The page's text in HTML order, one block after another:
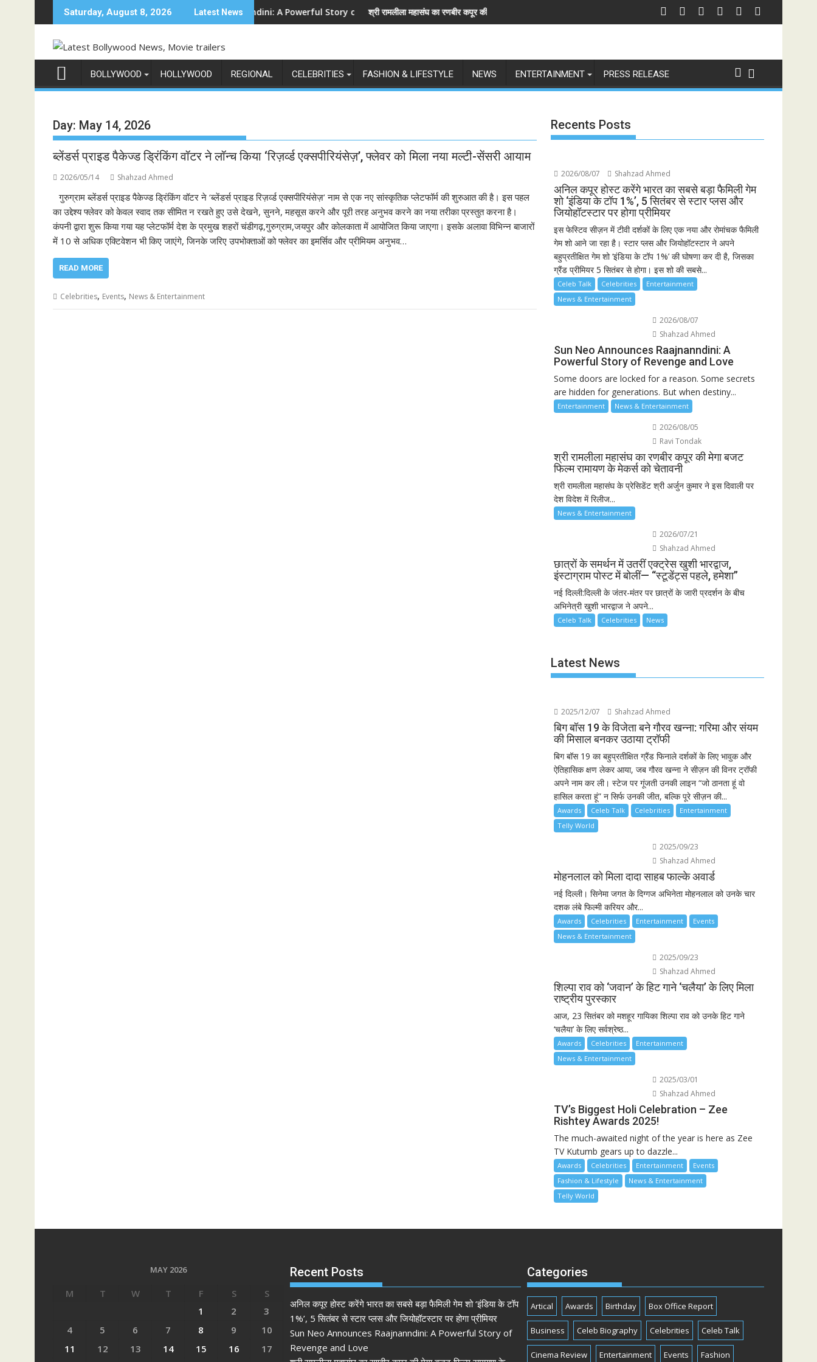
to
Saturday, August 8, 2026 Latest News
शो 'इंडिया के टॉप 1%', 5 सितंबर से स्टार प्लस और जियोहॉटस्टार पर होगा प्रीमियर
Sun Neo Announces Raajnanndini: A Powerful Story of Revenge and Loveश्री रामलीला महासंघ का रणबीर कपूर की मेगा बजट फिल्म रामायण के मेकर्स को चेतावनीछात्रों के समर्थन में उतरीं एक्ट्रेस खुशी भारद्वाज, इंस्टाग्राम पोस्ट में बोलीं—
BOLLYWOOD HOLLYWOOD REGIONAL CELEBRITIES FASHION & LIFESTYLE NEWS ENTERTAINMENT PRESS RELEASE
Day: May 14, 2026
ब्लेंडर्स प्राइड पैकेज्ड ड्रिंकिंग वॉटर ने लॉन्च किया ‘रिज़र्व्ड एक्सपीरियंसेज़’, फ्लेवर को मिला नया मल्टी-सेंसरी आयाम
2026/05/14 Shahzad Ahmed
गुरुग्राम ब्लेंडर्स प्राइड पैकेज्ड ड्रिंकिंग वॉटर ने ‘ब्लेंडर्स प्राइड रिज़र्व्ड एक्सपीरियंसेज़’ नाम से एक नए सांस्कृतिक प्लेटफॉर्म की शुरुआत की है। इस पहल
का उद्देश्य फ्लेवर को केवल स्वाद तक सीमित न रखते हुए उसे देखने, सुनने, महसूस करने और पूरी तरह अनुभव करने का नया तरीका प्रस्तुत करना है।
कंपनी द्वारा शुरू किया गया यह प्लेटफॉर्म देश के प्रमुख शहरों चंडीगढ़,गुरुग्राम,जयपुर और कोलकाता में आयोजित किया जाएगा। इसके अलावा विभिन्न बाजारों
में 10 से अधिक एक्टिवेशन भी किए जाएंगे, जिनके जरिए उपभोक्ताओं को फ्लेवर का इमर्सिव और प्रीमियम अनुभव…
READ MORE
Celebrities, Events, News & Entertainment
Recents Posts
2026/08/07 Shahzad Ahmed
अनिल कपूर होस्ट करेंगे भारत का सबसे बड़ा फैमिली गेम
शो ‘इंडिया के टॉप 1%’, 5 सितंबर से स्टार प्लस और
जियोहॉटस्टार पर होगा प्रीमियर
इस फेस्टिव सीज़न में टीवी दर्शकों के लिए एक नया और रोमांचक फैमिली
गेम शो आने जा रहा है। स्टार प्लस और जियोहॉटस्टार ने अपने
बहुप्रतीक्षित गेम शो ‘इंडिया के टॉप 1%’ की घोषणा कर दी है, जिसका
ग्रैंड प्रीमियर 5 सितंबर से होगा। इस शो की सबसे...
Celeb Talk Celebrities
Entertainment
News & Entertainment
2026/08/07
Shahzad Ahmed
Sun Neo Announces Raajnanndini: A
Powerful Story of Revenge and Love
Some doors are locked for a reason. Some secrets
are hidden for generations. But when destiny...
Entertainment News & Entertainment
2026/08/05
Ravi Tondak
श्री रामलीला महासंघ का रणबीर कपूर की मेगा बजट
फिल्म रामायण के मेकर्स को चेतावनी
श्री रामलीला महासंघ के प्रेसिडेंट श्री अर्जुन कुमार ने इस दिवाली पर
देश विदेश में रिलीज...
News & Entertainment
2026/07/21
Shahzad Ahmed
छात्रों के समर्थन में उतरीं एक्ट्रेस खुशी भारद्वाज,
इंस्टाग्राम पोस्ट में बोलीं— “स्टूडेंट्स पहले, हमेशा”
नई दिल्ली:दिल्ली के जंतर-मंतर पर छात्रों के जारी प्रदर्शन के बीच
अभिनेत्री खुशी भारद्वाज ने अपने...
Celeb Talk Celebrities News
Latest News
2025/12/07 Shahzad Ahmed
बिग बॉस 19 के विजेता बने गौरव खन्ना: गरिमा और संयम
की मिसाल बनकर उठाया ट्रॉफी
बिग बॉस 19 का बहुप्रतीक्षित ग्रैंड फिनाले दर्शकों के लिए भावुक और
ऐतिहासिक क्षण लेकर आया, जब गौरव खन्ना ने सीज़न की विनर ट्रॉफी
अपने नाम कर ली। स्टेज पर गूंजती उनकी लाइन “जो ठानता हूं वो
हासिल करता हूं” न सिर्फ उनकी जीत, बल्कि पूरे सीज़न की...
Awards Celeb Talk Celebrities
Entertainment
Telly World
2025/09/23
Shahzad Ahmed
मोहनलाल को मिला दादा साहब फाल्के अवार्ड
नई दिल्ली। सिनेमा जगत के दिग्गज अभिनेता मोहनलाल को उनके चार
दशक लंबे फिल्मी करियर और...
Awards Celebrities Entertainment
Events
News & Entertainment
2025/09/23
Shahzad Ahmed
शिल्पा राव को ‘जवान’ के हिट गाने ‘चलैया’ के लिए मिला
राष्ट्रीय पुरस्कार
आज, 23 सितंबर को मशहूर गायिका शिल्पा राव को उनके हिट गाने
‘चलैया’ के लिए सर्वश्रेष्ठ...
Awards Celebrities
Entertainment
News & Entertainment
2025/03/01
Shahzad Ahmed
TV’s Biggest Holi Celebration – Zee
Rishtey Awards 2025!
The much-awaited night of the year is here as Zee
TV Kutumb gears up to dazzle...
Awards Celebrities Entertainment
Events
Fashion & Lifestyle
News & Entertainment
Telly World
MAY 2026
M T W T F S
S
1
2
3
4
5 6 7 8 9
10
11
12 13 14 15 16
17
Recent Posts
अनिल कपूर होस्ट करेंगे भारत का सबसे बड़ा फैमिली गेम शो ‘इंडिया के टॉप
1%’, 5 सितंबर से स्टार प्लस और जियोहॉटस्टार पर होगा प्रीमियर
Sun Neo Announces Raajnanndini: A Powerful Story of
Revenge and Love
Categories
Artical Awards Birthday Box Office Report
Business Celeb Biography Celebrities Celeb Talk
Cinema Review Entertainment Events Fashion